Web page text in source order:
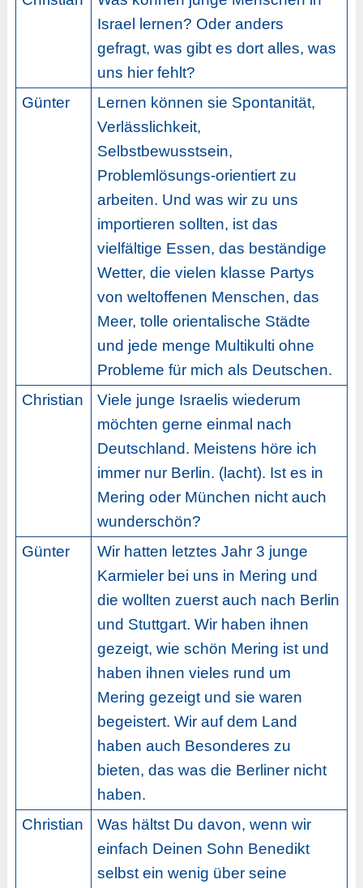
Israel lernen? Oder anders
gefragt, was gibt es dort alles, was
uns hier fehlt?
Günter
Lernen können sie Spontanität,
Verlässlichkeit,
Selbstbewusstsein,
Problemlösungs-orientiert zu
arbeiten. Und was wir zu uns
importieren sollten, ist das
vielfältige Essen, das beständige
Wetter, die vielen klasse Partys
von weltoffenen Menschen, das
Meer, tolle orientalische Städte
und jede menge Multikulti ohne
Probleme für mich als Deutschen.
Christian
Viele junge Israelis wiederum
möchten gerne einmal nach
Deutschland. Meistens höre ich
immer nur Berlin. (lacht). Ist es in
Mering oder München nicht auch
wunderschön?
Günter
Wir hatten letztes Jahr 3 junge
Karmieler bei uns in Mering und
die wollten zuerst auch nach Berlin
und Stuttgart. Wir haben ihnen
gezeigt, wie schön Mering ist und
haben ihnen vieles rund um
Mering gezeigt und sie waren
begeistert. Wir auf dem Land
haben auch Besonderes zu
bieten, das was die Berliner nicht
haben.
Christian
Was hältst Du davon, wenn wir
einfach Deinen Sohn Benedikt
selbst ein wenig über seine